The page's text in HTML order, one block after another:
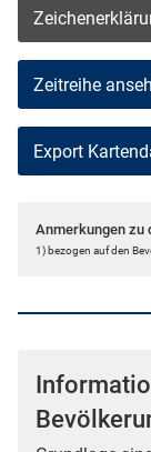
Zeitreihe
Anmerkungen zu
1) bezogen auf den